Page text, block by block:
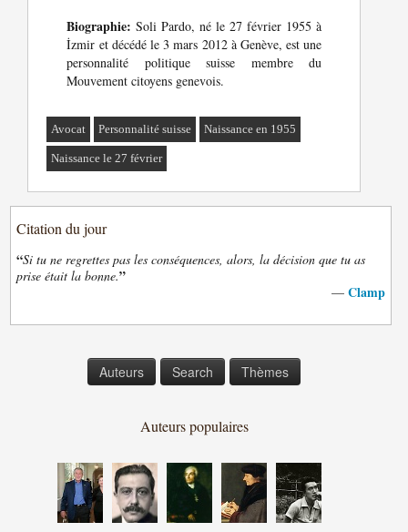
Biographie: Soli Pardo, né le 27 février 1955 à
İzmir et décédé le 3 mars 2012 à Genève, est une
personnalité politique suisse membre du
Mouvement citoyens genevois.
Avocat Personnalité suisse Naissance en 1955
Naissance le 27 février
Citation du jour
“Si tu ne regrettes pas les conséquences, alors, la décision que tu as
prise était la bonne.”
— Clamp
Auteurs Search Thèmes
Auteurs populaires